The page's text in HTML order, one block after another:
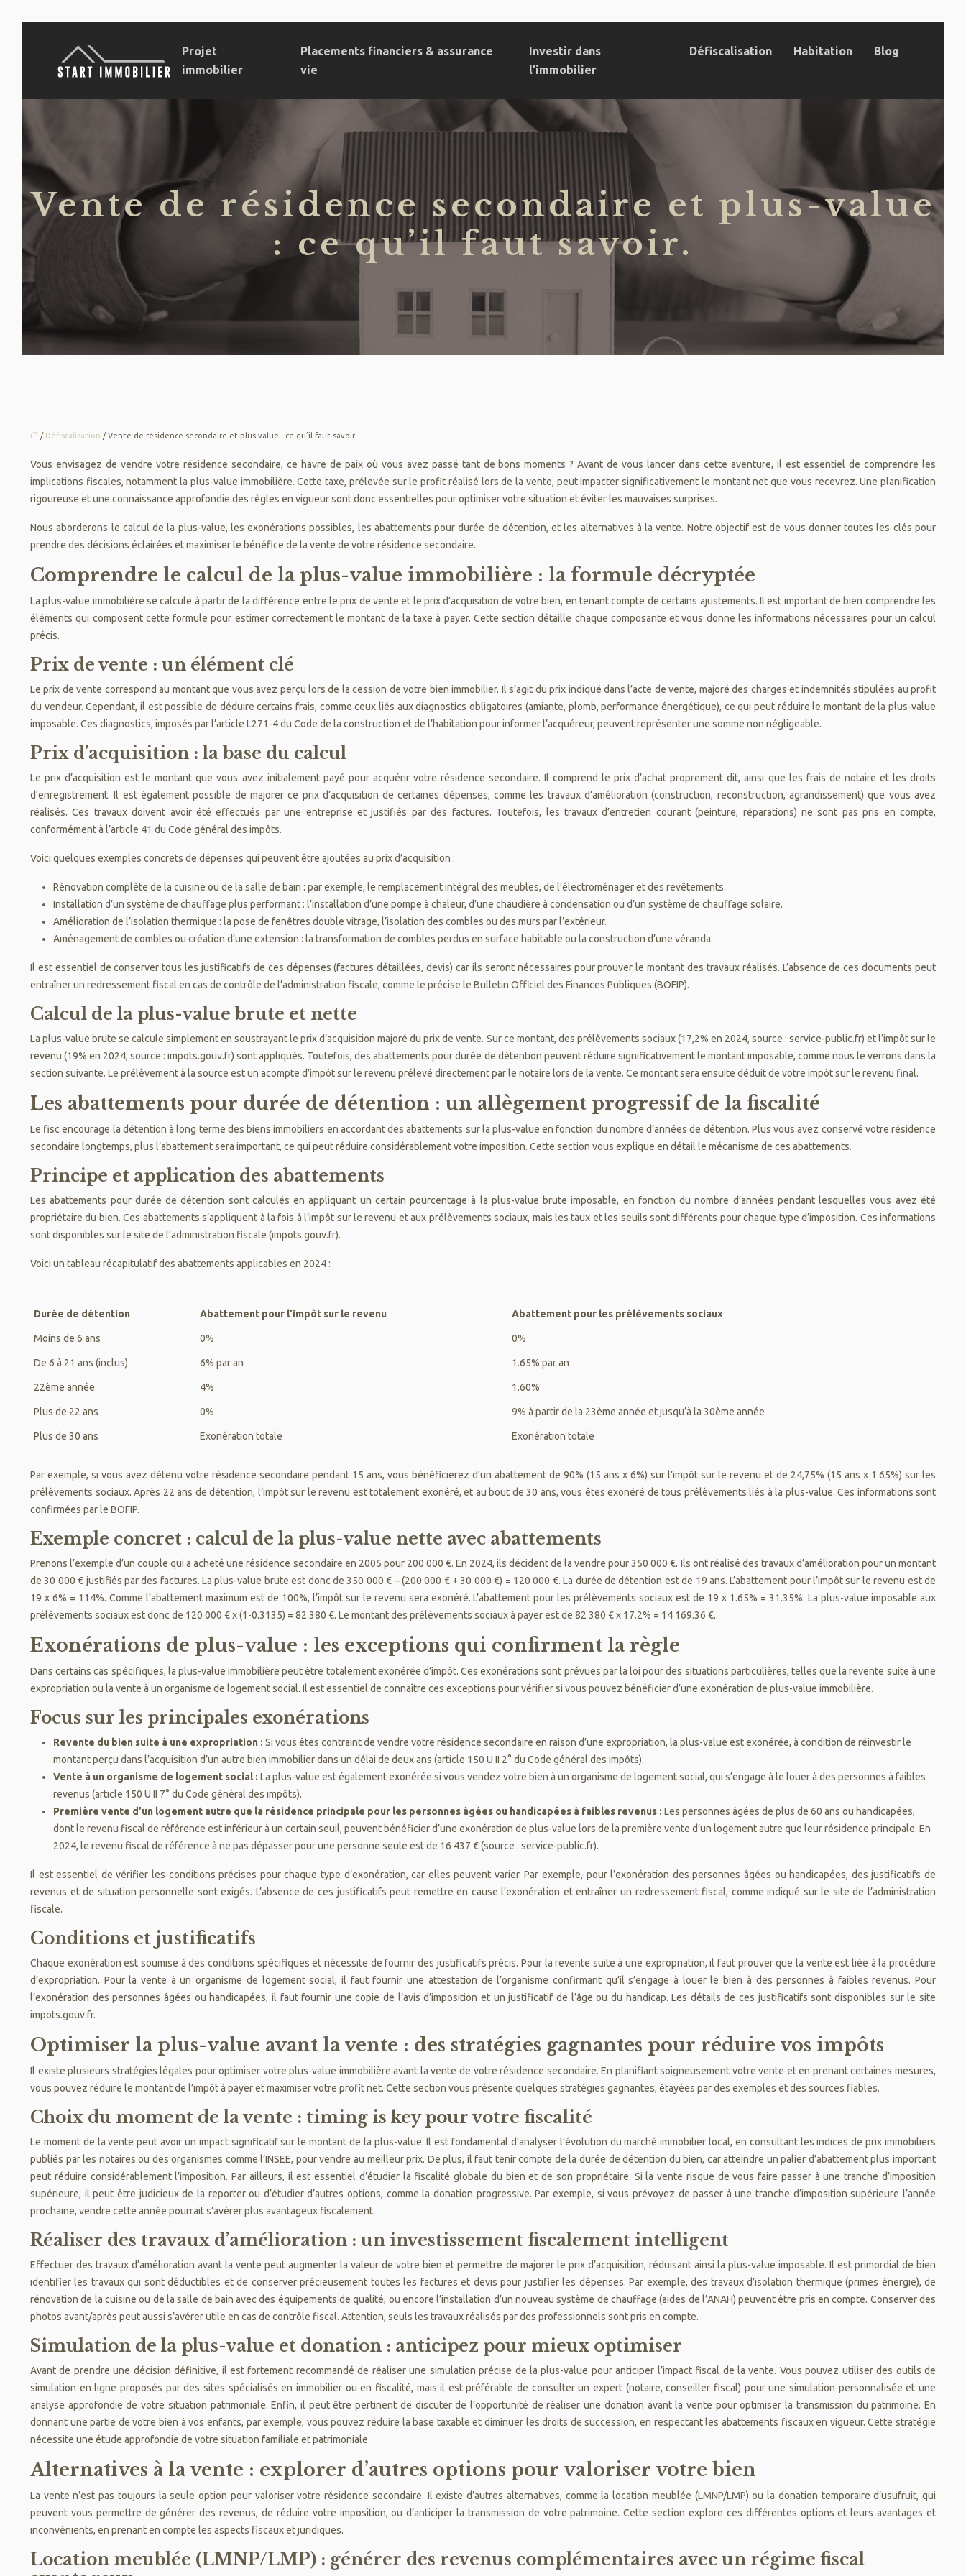
Projet
immobilier
Placements financiers & assurance
vie
Investir dans
l’immobilier
Défiscalisation Habitation Blog
Vente de résidence secondaire et plus-value
: ce qu’il faut savoir.
/ Défiscalisation / Vente de résidence secondaire et plus-value : ce qu’il faut savoir.
Vous envisagez de vendre votre résidence secondaire, ce havre de paix où vous avez passé tant de bons moments ? Avant de vous lancer dans cette aventure, il est essentiel de comprendre les
implications fiscales, notamment la plus-value immobilière. Cette taxe, prélevée sur le profit réalisé lors de la vente, peut impacter significativement le montant net que vous recevrez. Une planification
rigoureuse et une connaissance approfondie des règles en vigueur sont donc essentielles pour optimiser votre situation et éviter les mauvaises surprises.
Nous aborderons le calcul de la plus-value, les exonérations possibles, les abattements pour durée de détention, et les alternatives à la vente. Notre objectif est de vous donner toutes les clés pour
prendre des décisions éclairées et maximiser le bénéfice de la vente de votre résidence secondaire.
Comprendre le calcul de la plus-value immobilière : la formule décryptée
La plus-value immobilière se calcule à partir de la différence entre le prix de vente et le prix d’acquisition de votre bien, en tenant compte de certains ajustements. Il est important de bien comprendre les
éléments qui composent cette formule pour estimer correctement le montant de la taxe à payer. Cette section détaille chaque composante et vous donne les informations nécessaires pour un calcul
précis.
Prix de vente : un élément clé
Le prix de vente correspond au montant que vous avez perçu lors de la cession de votre bien immobilier. Il s’agit du prix indiqué dans l’acte de vente, majoré des charges et indemnités stipulées au profit
du vendeur. Cependant, il est possible de déduire certains frais, comme ceux liés aux diagnostics obligatoires (amiante, plomb, performance énergétique), ce qui peut réduire le montant de la plus-value
imposable. Ces diagnostics, imposés par l’article L271-4 du Code de la construction et de l’habitation pour informer l’acquéreur, peuvent représenter une somme non négligeable.
Prix d’acquisition : la base du calcul
Le prix d’acquisition est le montant que vous avez initialement payé pour acquérir votre résidence secondaire. Il comprend le prix d’achat proprement dit, ainsi que les frais de notaire et les droits
d’enregistrement. Il est également possible de majorer ce prix d’acquisition de certaines dépenses, comme les travaux d’amélioration (construction, reconstruction, agrandissement) que vous avez
réalisés. Ces travaux doivent avoir été effectués par une entreprise et justifiés par des factures. Toutefois, les travaux d’entretien courant (peinture, réparations) ne sont pas pris en compte,
conformément à l’article 41 du Code général des impôts.
Voici quelques exemples concrets de dépenses qui peuvent être ajoutées au prix d’acquisition :
Rénovation complète de la cuisine ou de la salle de bain : par exemple, le remplacement intégral des meubles, de l’électroménager et des revêtements.
Installation d’un système de chauffage plus performant : l’installation d’une pompe à chaleur, d’une chaudière à condensation ou d’un système de chauffage solaire.
Amélioration de l’isolation thermique : la pose de fenêtres double vitrage, l’isolation des combles ou des murs par l’extérieur.
Aménagement de combles ou création d’une extension : la transformation de combles perdus en surface habitable ou la construction d’une véranda.
Il est essentiel de conserver tous les justificatifs de ces dépenses (factures détaillées, devis) car ils seront nécessaires pour prouver le montant des travaux réalisés. L’absence de ces documents peut
entraîner un redressement fiscal en cas de contrôle de l’administration fiscale, comme le précise le Bulletin Officiel des Finances Publiques (BOFIP).
Calcul de la plus-value brute et nette
La plus-value brute se calcule simplement en soustrayant le prix d’acquisition majoré du prix de vente. Sur ce montant, des prélèvements sociaux (17,2% en 2024, source : service-public.fr) et l’impôt sur le
revenu (19% en 2024, source : impots.gouv.fr) sont appliqués. Toutefois, des abattements pour durée de détention peuvent réduire significativement le montant imposable, comme nous le verrons dans la
section suivante. Le prélèvement à la source est un acompte d’impôt sur le revenu prélevé directement par le notaire lors de la vente. Ce montant sera ensuite déduit de votre impôt sur le revenu final.
Les abattements pour durée de détention : un allègement progressif de la fiscalité
Le fisc encourage la détention à long terme des biens immobiliers en accordant des abattements sur la plus-value en fonction du nombre d’années de détention. Plus vous avez conservé votre résidence
secondaire longtemps, plus l’abattement sera important, ce qui peut réduire considérablement votre imposition. Cette section vous explique en détail le mécanisme de ces abattements.
Principe et application des abattements
Les abattements pour durée de détention sont calculés en appliquant un certain pourcentage à la plus-value brute imposable, en fonction du nombre d’années pendant lesquelles vous avez été
propriétaire du bien. Ces abattements s’appliquent à la fois à l’impôt sur le revenu et aux prélèvements sociaux, mais les taux et les seuils sont différents pour chaque type d’imposition. Ces informations
sont disponibles sur le site de l’administration fiscale (impots.gouv.fr).
Voici un tableau récapitulatif des abattements applicables en 2024 :
Durée de détention Abattement pour l’impôt sur le revenu Abattement pour les prélèvements sociaux
Moins de 6 ans 0% 0%
De 6 à 21 ans (inclus) 6% par an 1.65% par an
22ème année 4% 1.60%
Plus de 22 ans 0% 9% à partir de la 23ème année et jusqu’à la 30ème année
Plus de 30 ans Exonération totale Exonération totale
Par exemple, si vous avez détenu votre résidence secondaire pendant 15 ans, vous bénéficierez d’un abattement de 90% (15 ans x 6%) sur l’impôt sur le revenu et de 24,75% (15 ans x 1.65%) sur les
prélèvements sociaux. Après 22 ans de détention, l’impôt sur le revenu est totalement exonéré, et au bout de 30 ans, vous êtes exonéré de tous prélèvements liés à la plus-value. Ces informations sont
confirmées par le BOFIP.
Exemple concret : calcul de la plus-value nette avec abattements
Prenons l’exemple d’un couple qui a acheté une résidence secondaire en 2005 pour 200 000 €. En 2024, ils décident de la vendre pour 350 000 €. Ils ont réalisé des travaux d’amélioration pour un montant
de 30 000 € justifiés par des factures. La plus-value brute est donc de 350 000 € – (200 000 € + 30 000 €) = 120 000 €. La durée de détention est de 19 ans. L’abattement pour l’impôt sur le revenu est de
19 x 6% = 114%. Comme l’abattement maximum est de 100%, l’impôt sur le revenu sera exonéré. L’abattement pour les prélèvements sociaux est de 19 x 1.65% = 31.35%. La plus-value imposable aux
prélèvements sociaux est donc de 120 000 € x (1-0.3135) = 82 380 €. Le montant des prélèvements sociaux à payer est de 82 380 € x 17.2% = 14 169.36 €.
Exonérations de plus-value : les exceptions qui confirment la règle
Dans certains cas spécifiques, la plus-value immobilière peut être totalement exonérée d’impôt. Ces exonérations sont prévues par la loi pour des situations particulières, telles que la revente suite à une
expropriation ou la vente à un organisme de logement social. Il est essentiel de connaître ces exceptions pour vérifier si vous pouvez bénéficier d’une exonération de plus-value immobilière.
Focus sur les principales exonérations
Revente du bien suite à une expropriation : Si vous êtes contraint de vendre votre résidence secondaire en raison d’une expropriation, la plus-value est exonérée, à condition de réinvestir le
montant perçu dans l’acquisition d’un autre bien immobilier dans un délai de deux ans (article 150 U II 2° du Code général des impôts).
Vente à un organisme de logement social : La plus-value est également exonérée si vous vendez votre bien à un organisme de logement social, qui s’engage à le louer à des personnes à faibles
revenus (article 150 U II 7° du Code général des impôts).
Première vente d’un logement autre que la résidence principale pour les personnes âgées ou handicapées à faibles revenus : Les personnes âgées de plus de 60 ans ou handicapées,
dont le revenu fiscal de référence est inférieur à un certain seuil, peuvent bénéficier d’une exonération de plus-value lors de la première vente d’un logement autre que leur résidence principale. En
2024, le revenu fiscal de référence à ne pas dépasser pour une personne seule est de 16 437 € (source : service-public.fr).
Il est essentiel de vérifier les conditions précises pour chaque type d’exonération, car elles peuvent varier. Par exemple, pour l’exonération des personnes âgées ou handicapées, des justificatifs de
revenus et de situation personnelle sont exigés. L’absence de ces justificatifs peut remettre en cause l’exonération et entraîner un redressement fiscal, comme indiqué sur le site de l’administration
fiscale.
Conditions et justificatifs
Chaque exonération est soumise à des conditions spécifiques et nécessite de fournir des justificatifs précis. Pour la revente suite à une expropriation, il faut prouver que la vente est liée à la procédure
d’expropriation. Pour la vente à un organisme de logement social, il faut fournir une attestation de l’organisme confirmant qu’il s’engage à louer le bien à des personnes à faibles revenus. Pour
l’exonération des personnes âgées ou handicapées, il faut fournir une copie de l’avis d’imposition et un justificatif de l’âge ou du handicap. Les détails de ces justificatifs sont disponibles sur le site
impots.gouv.fr.
Optimiser la plus-value avant la vente : des stratégies gagnantes pour réduire vos impôts
Il existe plusieurs stratégies légales pour optimiser votre plus-value immobilière avant la vente de votre résidence secondaire. En planifiant soigneusement votre vente et en prenant certaines mesures,
vous pouvez réduire le montant de l’impôt à payer et maximiser votre profit net. Cette section vous présente quelques stratégies gagnantes, étayées par des exemples et des sources fiables.
Choix du moment de la vente : timing is key pour votre fiscalité
Le moment de la vente peut avoir un impact significatif sur le montant de la plus-value. Il est fondamental d’analyser l’évolution du marché immobilier local, en consultant les indices de prix immobiliers
publiés par les notaires ou des organismes comme l’INSEE, pour vendre au meilleur prix. De plus, il faut tenir compte de la durée de détention du bien, car atteindre un palier d’abattement plus important
peut réduire considérablement l’imposition. Par ailleurs, il est essentiel d’étudier la fiscalité globale du bien et de son propriétaire. Si la vente risque de vous faire passer à une tranche d’imposition
supérieure, il peut être judicieux de la reporter ou d’étudier d’autres options, comme la donation progressive. Par exemple, si vous prévoyez de passer à une tranche d’imposition supérieure l’année
prochaine, vendre cette année pourrait s’avérer plus avantageux fiscalement.
Réaliser des travaux d’amélioration : un investissement fiscalement intelligent
Effectuer des travaux d’amélioration avant la vente peut augmenter la valeur de votre bien et permettre de majorer le prix d’acquisition, réduisant ainsi la plus-value imposable. Il est primordial de bien
identifier les travaux qui sont déductibles et de conserver précieusement toutes les factures et devis pour justifier les dépenses. Par exemple, des travaux d’isolation thermique (primes énergie), de
rénovation de la cuisine ou de la salle de bain avec des équipements de qualité, ou encore l’installation d’un nouveau système de chauffage (aides de l’ANAH) peuvent être pris en compte. Conserver des
photos avant/après peut aussi s’avérer utile en cas de contrôle fiscal. Attention, seuls les travaux réalisés par des professionnels sont pris en compte.
Simulation de la plus-value et donation : anticipez pour mieux optimiser
Avant de prendre une décision définitive, il est fortement recommandé de réaliser une simulation précise de la plus-value pour anticiper l’impact fiscal de la vente. Vous pouvez utiliser des outils de
simulation en ligne proposés par des sites spécialisés en immobilier ou en fiscalité, mais il est préférable de consulter un expert (notaire, conseiller fiscal) pour une simulation personnalisée et une
analyse approfondie de votre situation patrimoniale. Enfin, il peut être pertinent de discuter de l’opportunité de réaliser une donation avant la vente pour optimiser la transmission du patrimoine. En
donnant une partie de votre bien à vos enfants, par exemple, vous pouvez réduire la base taxable et diminuer les droits de succession, en respectant les abattements fiscaux en vigueur. Cette stratégie
nécessite une étude approfondie de votre situation familiale et patrimoniale.
Alternatives à la vente : explorer d’autres options pour valoriser votre bien
La vente n’est pas toujours la seule option pour valoriser votre résidence secondaire. Il existe d’autres alternatives, comme la location meublée (LMNP/LMP) ou la donation temporaire d’usufruit, qui
peuvent vous permettre de générer des revenus, de réduire votre imposition, ou d’anticiper la transmission de votre patrimoine. Cette section explore ces différentes options et leurs avantages et
inconvénients, en prenant en compte les aspects fiscaux et juridiques.
Location meublée (LMNP/LMP) : générer des revenus complémentaires avec un régime fiscal